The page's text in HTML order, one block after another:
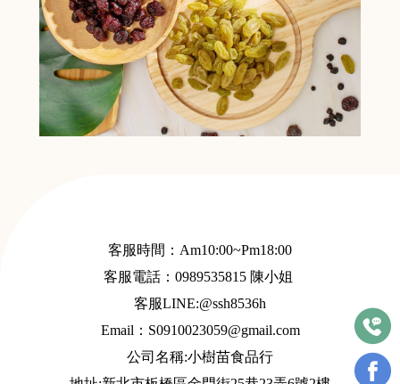
客服時間：Am10:00~Pm18:00
客服電話： 0989535815 陳小姐
客服LINE:@ssh8536h
Email：S0910023059@gmail.com
公司名稱:小樹苗食品行